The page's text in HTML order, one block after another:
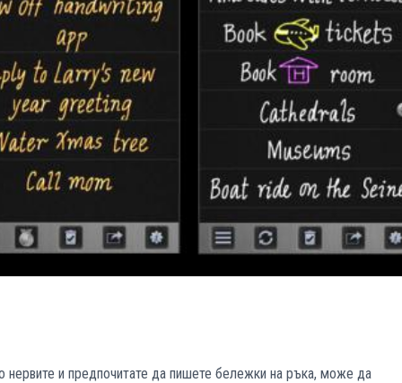
нервите и предпочитате да пишете бележки на ръка, може да